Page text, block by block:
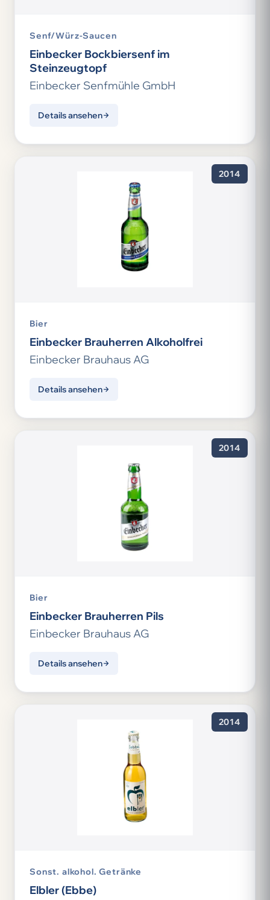
Senf/Würz-Saucen
Einbecker Bockbiersenf im
Steinzeugtopf
Einbecker Senfmühle GmbH
Details ansehen
2014
Bier
Einbecker Brauherren Alkoholfrei
Einbecker Brauhaus AG
Details ansehen
2014
Bier
Einbecker Brauherren Pils
Einbecker Brauhaus AG
Details ansehen
2014
Sonst. alkohol. Getränke
Elbler (Ebbe)